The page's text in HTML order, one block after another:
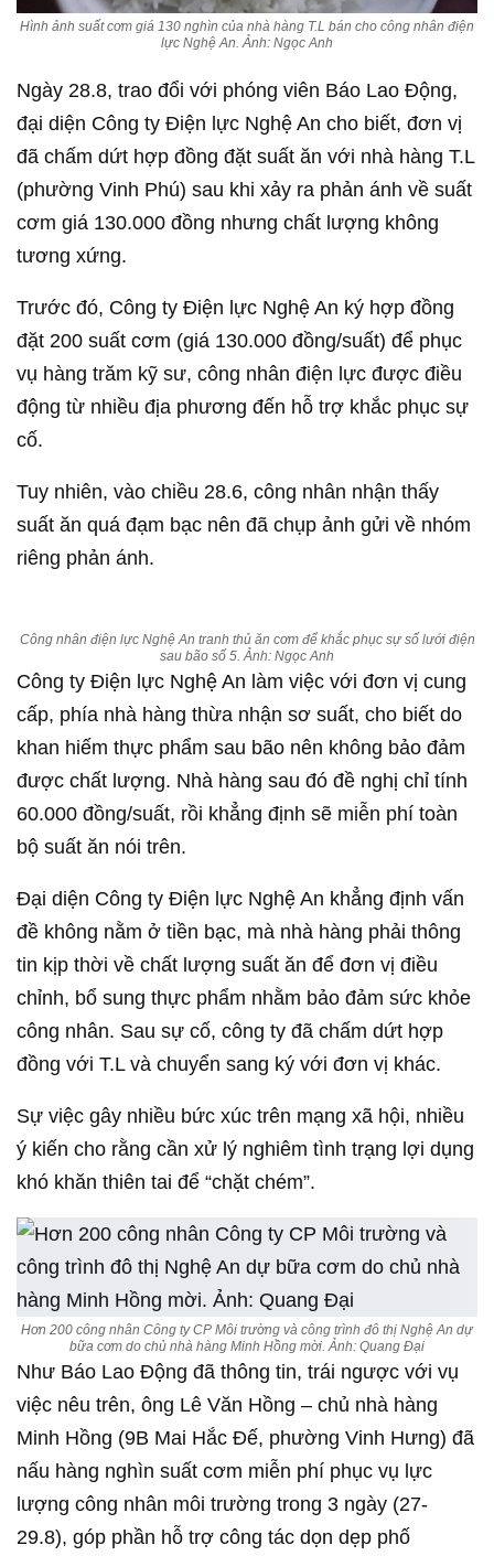
Hình ảnh suất cơm giá 130 nghìn của nhà hàng T.L bán cho công nhân điện
lực Nghệ An. Ảnh: Ngọc Anh
Ngày 28.8, trao đổi với phóng viên Báo Lao Động,
đại diện Công ty Điện lực Nghệ An cho biết, đơn vị
đã chấm dứt hợp đồng đặt suất ăn với nhà hàng T.L
(phường Vinh Phú) sau khi xảy ra phản ánh về suất
cơm giá 130.000 đồng nhưng chất lượng không
tương xứng.
Trước đó, Công ty Điện lực Nghệ An ký hợp đồng
đặt 200 suất cơm (giá 130.000 đồng/suất) để phục
vụ hàng trăm kỹ sư, công nhân điện lực được điều
động từ nhiều địa phương đến hỗ trợ khắc phục sự
cố.
Tuy nhiên, vào chiều 28.6, công nhân nhận thấy
suất ăn quá đạm bạc nên đã chụp ảnh gửi về nhóm
riêng phản ánh.
Công nhân điện lực Nghệ An tranh thủ ăn cơm để khắc phục sự số lưới điện
sau bão số 5. Ảnh: Ngọc Anh
Công ty Điện lực Nghệ An làm việc với đơn vị cung
cấp, phía nhà hàng thừa nhận sơ suất, cho biết do
khan hiếm thực phẩm sau bão nên không bảo đảm
60.000 đồng/suất, rồi khẳng định sẽ miễn phí toàn
bộ suất ăn nói trên.
đề không nằm ở tiền bạc, mà nhà hàng phải thông
tin kịp thời về chất lượng suất ăn để đơn vị điều
chỉnh, bổ sung thực phẩm nhằm bảo đảm sức khỏe
công nhân. Sau sự cố, công ty đã chấm dứt hợp
đồng với T.L và chuyển sang ký với đơn vị khác.
Sự việc gây nhiều bức xúc trên mạng xã hội, nhiều
ý kiến cho rằng cần xử lý nghiêm tình trạng lợi dụng
khó khăn thiên tai để “chặt chém”.